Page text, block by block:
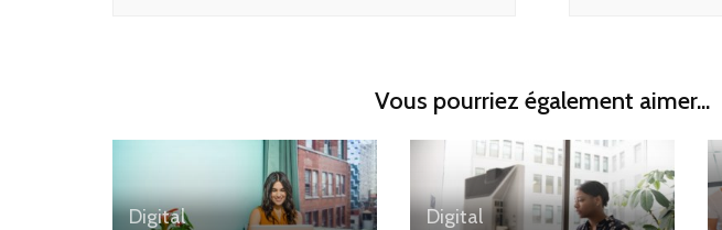
Vous pourriez également aimer...
Digital Digital